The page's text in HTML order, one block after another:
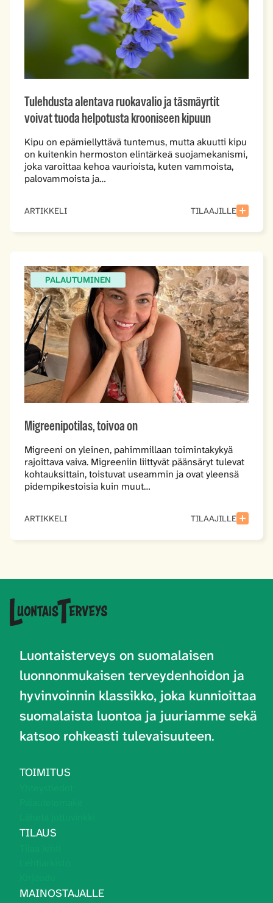
Tulehdusta alentava ruokavalio ja täsmäyrtit
voivat tuoda helpotusta krooniseen kipuun
Kipu on epämiellyttävä tuntemus, mutta akuutti kipu
on kuitenkin hermoston elintärkeä suojamekanismi,
joka varoittaa kehoa vaurioista, kuten vammoista,
palovammoista ja…
ARTIKKELI TILAAJILLE
PALAUTUMINEN
Migreenipotilas, toivoa on
Migreeni on yleinen, pahimmillaan toimintakykyä
rajoittava vaiva. Migreeniin liittyvät päänsäryt tulevat
kohtauksittain, toistuvat useammin ja ovat yleensä
pidempikestoisia kuin muut…
ARTIKKELI TILAAJILLE
Luontaisterveys on suomalaisen
luonnonmukaisen terveydenhoidon ja
hyvinvoinnin klassikko, joka kunnioittaa
suomalaista luontoa ja juuriamme sekä
katsoo rohkeasti tulevaisuuteen.
TOIMITUS
TILAUS
MAINOSTAJALLE